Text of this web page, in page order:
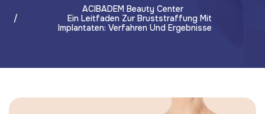
ACIBADEM Beauty Center
Ein Leitfaden Zur Bruststraffung Mit
Implantaten: Verfahren Und Ergebnisse